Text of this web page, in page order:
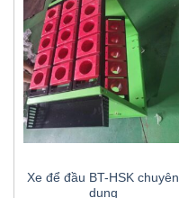
Xe để đầu BT-HSK chuyên
dụng